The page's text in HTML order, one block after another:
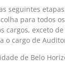
seguintes
para todos
cargos, exceto
o cargo de
de Belo